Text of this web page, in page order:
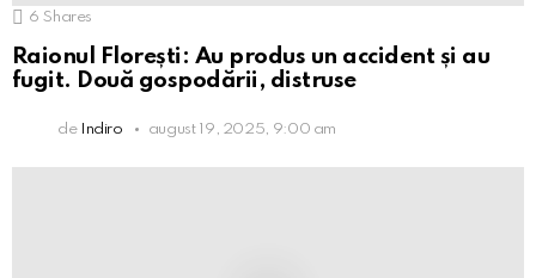
6 Shares
Raionul Florești: Au produs un accident și au
fugit. Două gospodării, distruse
de Indiro august 19, 2025, 9:00 am